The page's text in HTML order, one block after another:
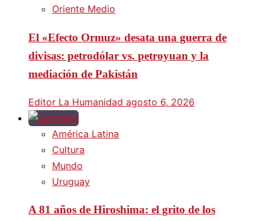
Oriente Medio
El «Efecto Ormuz» desata una guerra de
divisas: petrodólar vs. petroyuan y la
mediación de Pakistán
Editor La Humanidad agosto 6, 2026
América Latina
Cultura
Mundo
Uruguay
A 81 años de Hiroshima: el grito de los